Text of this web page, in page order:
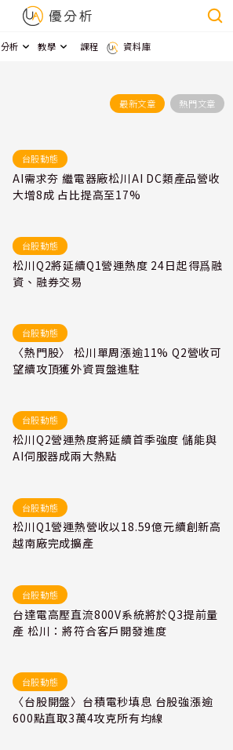
分析 教學 課程 資料庫
最新文章 熱門文章
台股動態
AI需求夯 繼電器廠松川AI DC類產品營收
大增8成 占比提高至17%
台股動態
松川Q2將延續Q1營運熱度 24日起得爲融
資、融券交易
台股動態
〈熱門股〉 松川單周漲逾11% Q2營收可
望續攻頂獲外資買盤進駐
台股動態
松川Q2營運熱度將延續首季強度 儲能與
AI伺服器成兩大熱點
台股動態
松川Q1營運熱營收以18.59億元續創新高
越南廠完成擴產
台股動態
台達電高壓直流800V系統將於Q3提前量
產 松川：將符合客戶開發進度
台股動態
〈台股開盤〉台積電秒填息 台股強漲逾
600點直取3萬4攻克所有均線